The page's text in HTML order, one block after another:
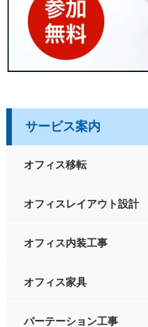
サービス案内
オフィス移転
オフィスレイアウト設計
オフィス内装工事
オフィス家具
パーテーション工事